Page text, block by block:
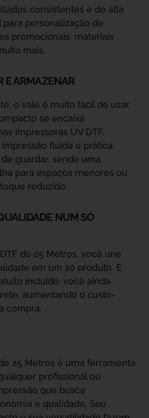
consistentes e de alta
para personalização de
promocionais, materiais
mais.
E ARMAZENAR
o vale é muito fácil de usar.
se encaixa
impressoras UV DTF,
fluida e prática.
guardar, sendo uma
para espaços menores ou
reduzido.
NUM SÓ
de 25 Metros, você une
em um só produto. E
incluído, você ainda
aumentando o custo-
compra.
25 Metros é uma ferramenta
profissional ou
que busca
e qualidade. Seu